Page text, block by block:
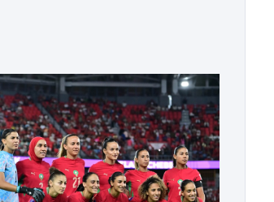
آليات العمل الداخلي. ​وشهد اللقاء
الثقة المتبادلة بين القيادة التنفيذية
للاتحاد، حيث أكد المجتمعون دعمهم
الكامل للرئيس إنفانتينو باعتباره